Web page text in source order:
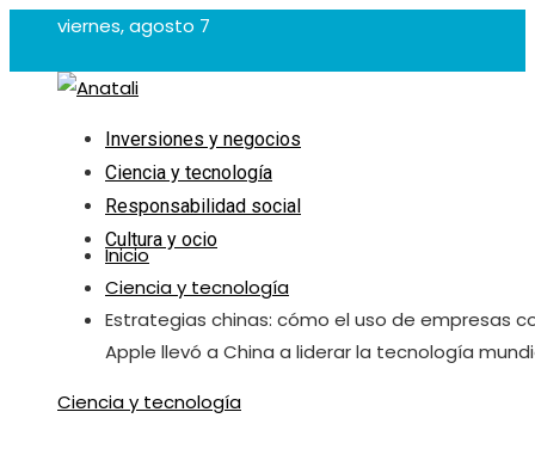
viernes, agosto 7
Inversiones y negocios
Ciencia y tecnología
Responsabilidad social
Cultura y ocio
Inicio
Ciencia y tecnología
Estrategias chinas: cómo el uso de empresas
Apple llevó a China a liderar la tecnología
Ciencia y tecnología